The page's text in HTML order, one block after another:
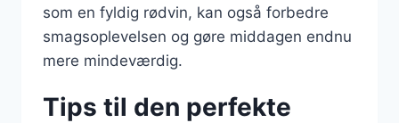
som en fyldig rødvin, kan også forbedre
smagsoplevelsen og gøre middagen endnu
mere mindeværdig.
Tips til den perfekte